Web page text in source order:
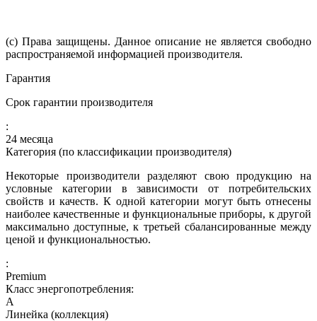
(c) Права защищены. Данное описание не является свободно
распространяемой информацией производителя.
Гарантия
Срок гарантии производителя
:
24 месяца
Категория (по классификации производителя)
Некоторые производители разделяют свою продукцию на
условные категории в зависимости от потребительских
свойств и качеств. К одной категории могут быть отнесены
наиболее качественные и функциональные приборы, к другой
максимально доступные, к третьей сбалансированные между
ценой и функциональностью.
:
Premium
Класс энергопотребления:
A
Линейка (коллекция)